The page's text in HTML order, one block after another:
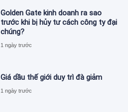
Golden Gate kinh doanh ra sao
trước khi bị hủy tư cách công ty đại
chúng?
1 ngày trước
Giá dầu thế giới duy trì đà giảm
1 ngày trước